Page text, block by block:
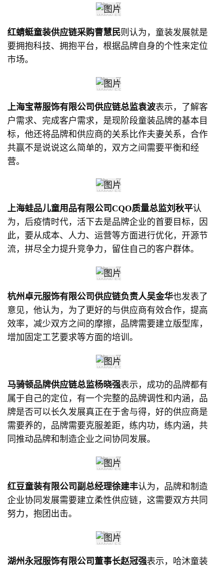
红蜻蜓童装供应链采购曹慧民则认为，童装发展就是
要拥抱科技、拥抱平台，根据品牌自身的个性来定位
市场。
上海宝蒂服饰有限公司供应链总监袁波表示，了解客
户需求、完成客户需求，是现阶段童装品牌的基本目
标，他还将品牌和供应商的关系比作夫妻关系，合作
共赢不是说说这么简单的，双方之间需要平衡和经
营。
上海蛙品儿童用品有限公司CQO质量总监刘秋平认
为，后疫情时代，活下去是品牌企业的首要目标，因
此，要从成本、人力、运营等方面进行优化，开源节
流，拼尽全力提升竞争力，留住自己的客户群体。
杭州卓元服饰有限公司供应链负责人吴金华也发表了
意见，他认为，为了更好的与供应商有效合作，提高
效率，减少双方之间的摩擦，品牌需要建立版型库，
增加固定工艺要求等方面的培训。
马骑顿品牌供应链总监杨晓强表示，成功的品牌都有
属于自己的定位，有一个完整的品牌调性和内涵，品
牌是否可以长久发展真正在于舍与得，好的供应商是
需要养的，品牌需要克服差距，练内功，练内涵，共
同推动品牌和制造企业之间协同发展。
红豆童装有限公司副总经理徐建丰认为，品牌和制造
企业协同发展需要建立柔性供应链，这需要双方共同
努力，抱团出击。
湖州永冠服饰有限公司董事长赵冠强表示，哈沐童装